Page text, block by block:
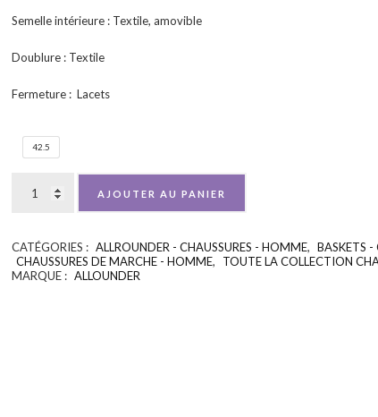
Semelle intérieure : Textile, amovible
Doublure : Textile
Fermeture : Lacets
42.5
AJOUTER AU PANIER
CATÉGORIES : ALLROUNDER - CHAUSSURES - HOMME, BASKETS -
CHAUSSURES DE MARCHE - HOMME,
TOUTE LA COLLECTION
MARQUE : ALLOUNDER